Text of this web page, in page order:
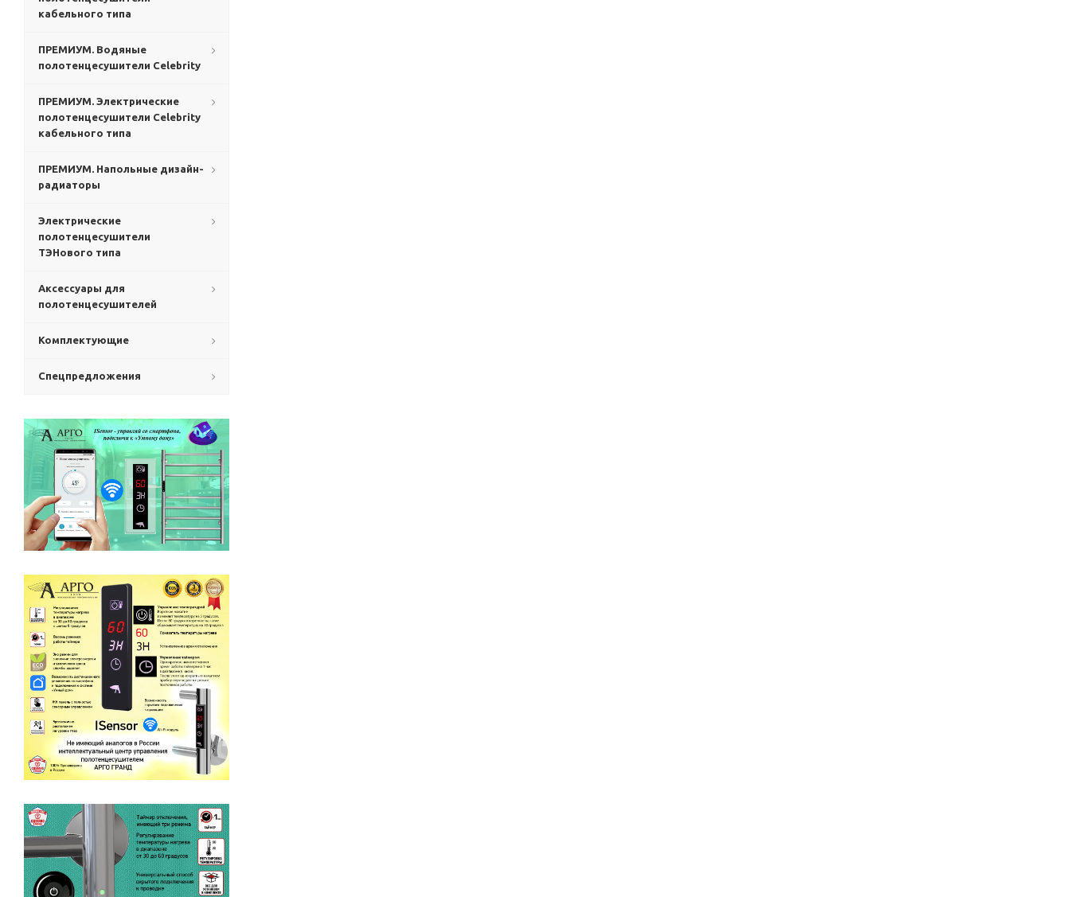
кабельного типа
ПРЕМИУМ. Водяные
полотенцесушители Celebrity
ПРЕМИУМ. Электрические
полотенцесушители Celebrity
кабельного типа
ПРЕМИУМ. Напольные дизайн-
радиаторы
Электрические
полотенцесушители
ТЭНового типа
Аксессуары для
полотенцесушителей
Комплектующие
Спецпредложения